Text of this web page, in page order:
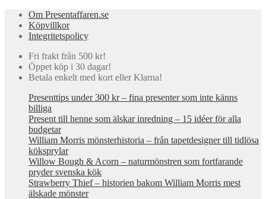
Om Presentaffaren.se
Köpvillkor
Integritetspolicy
Fri frakt från 500 kr!
Öppet köp i 30 dagar!
Betala enkelt med kort eller Klarna!
Presenttips under 300 kr – fina presenter som inte känns
billiga
Present till henne som älskar inredning – 15 idéer för alla
budgetar
William Morris mönsterhistoria – från tapetdesigner till tidlösa
köksprylar
Willow Bough & Acorn – naturmönstren som fortfarande
pryder svenska kök
Strawberry Thief – historien bakom William Morris mest
älskade mönster